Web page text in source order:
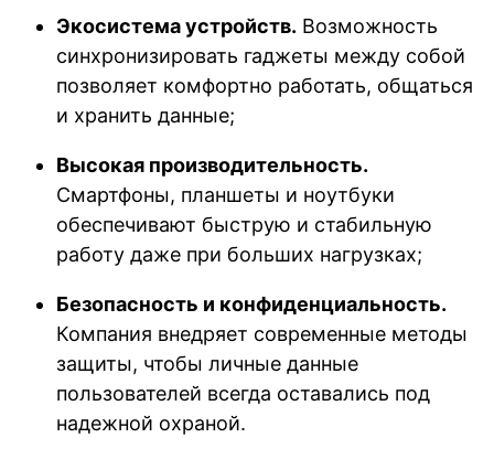
Экосистема устройств. Возможность
синхронизировать гаджеты между собой
позволяет комфортно работать, общаться
и хранить данные;
Высокая производительность.
Смартфоны, планшеты и ноутбуки
обеспечивают быструю и стабильную
работу даже при больших нагрузках;
Безопасность и конфиденциальность.
Компания внедряет современные методы
защиты, чтобы личные данные
пользователей всегда оставались под
надежной охраной.